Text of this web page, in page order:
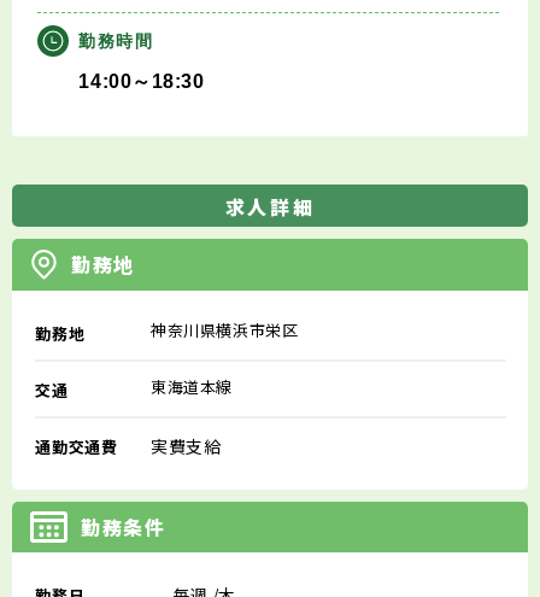
勤務時間
14:00～18:30
求人詳細
勤務地
勤務地 神奈川県横浜市栄区
交通 東海道本線
通勤交通費 実費支給
勤務条件